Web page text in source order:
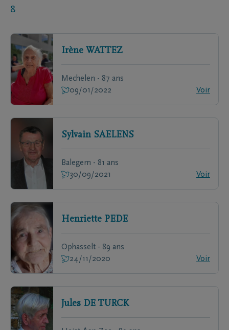
8
Irène WATTEZ
Mechelen - 87 ans
09/01/2022
Voir
Sylvain SAELENS
Balegem - 81 ans
30/09/2021
Voir
Henriette PEDE
Ophasselt - 89 ans
24/11/2020
Voir
Jules DE TURCK